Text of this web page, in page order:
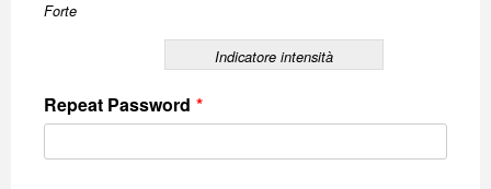
Forte
Indicatore intensità
Repeat Password *